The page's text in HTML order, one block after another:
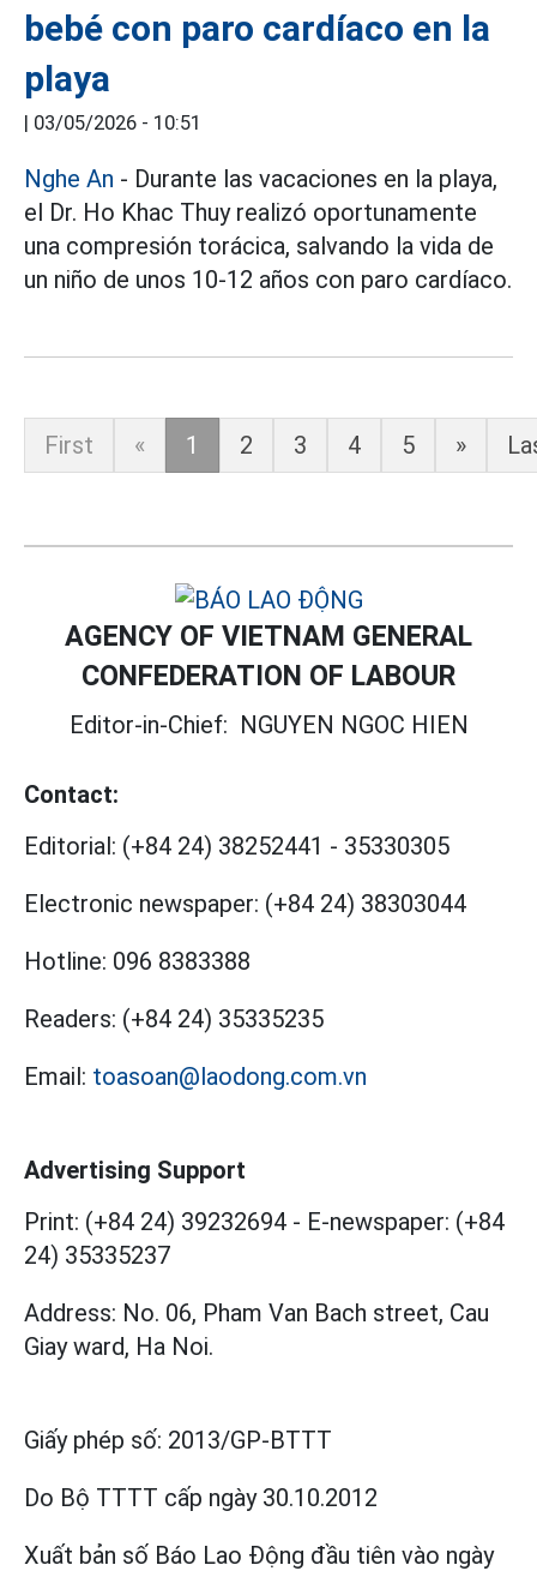
bebé con paro cardíaco en la
playa
| 03/05/2026 - 10:51
Nghe An - Durante las vacaciones en la playa,
el Dr. Ho Khac Thuy realizó oportunamente
una compresión torácica, salvando la vida de
un niño de unos 10-12 años con paro cardíaco.
First « 1 2 3 4 5 »
AGENCY OF VIETNAM GENERAL
CONFEDERATION OF LABOUR
Editor-in-Chief: NGUYEN NGOC HIEN
Contact:
Editorial: (+84 24) 38252441 - 35330305
Electronic newspaper: (+84 24) 38303044
Hotline: 096 8383388
Readers: (+84 24) 35335235
Email: toasoan@laodong.com.vn
Advertising Support
Print: (+84 24) 39232694 - E-newspaper: (+84
24) 35335237
Address: No. 06, Pham Van Bach street, Cau
Giay ward, Ha Noi.
Giấy phép số: 2013/GP-BTTT
Do Bộ TTTT cấp ngày 30.10.2012
Xuất bản số Báo Lao Động đầu tiên vào ngày